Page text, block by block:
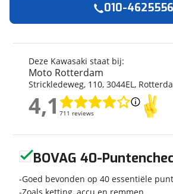
Merk
Model
Kenteken
Bouwjaar
2026
Modeljaar
2026
Chopper
Geschikt voor
A2
Soort voertuig
Motor
Deze Kawasaki staat bij:
Moto Rotterdam
Strickledeweg, 110, 3044EL,
4,1 711 reviews
4,1
010-4625556
BOVAG 40-
Goed bevonden op 40 essentiële